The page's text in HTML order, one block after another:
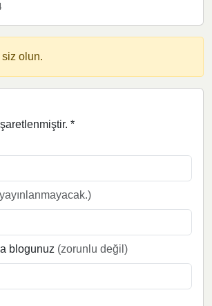
siz olun.
*
blogunuz (zorunlu değil)